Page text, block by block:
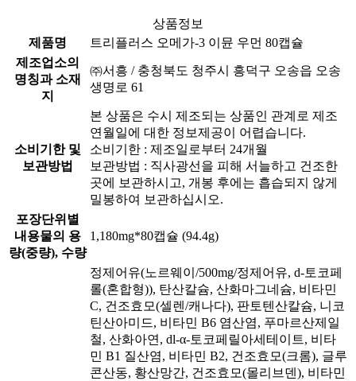
상품정보
제품명
트리플러스 오메가-3 이뮨 우먼 80캡슐
제조업소의
명칭과 소재
지
㈜서흥 / 충청북도 청주시 흥덕구 오송읍 오송
생명로 61
소비기한 및
보관방법
본 상품은 수시 제조되는 상품인 관계로 제조
연월일에 대한 정보제공이 어렵습니다.
소비기한 : 제조일로부터 24개월
보관방법 : 직사광선을 피해 서늘하고 건조한
곳에 보관하시고, 개봉 후에는 흡습되지 않게
밀봉하여 보관하십시오.
포장단위별
내용물의 용
량(중량), 수량
1,180mg*80캡슐 (94.4g)
정제어유(노르웨이/500mg/정제어유, d-토코페
롤(혼합형)), 탄산칼슘, 산화마그네슘, 비타민
C, 건조효모(셀렌/캐나다), 판토텐산칼슘, 니코
틴산아미드, 비타민 B6 염산염, 푸마르산제일
철, 산화아연, dl-α-토코페릴아세테이트, 비타
민 B1 질산염, 비타민 B2, 건조효모(크롬), 글루
콘산동, 황산망간, 건조효모(몰리브덴), 비타민